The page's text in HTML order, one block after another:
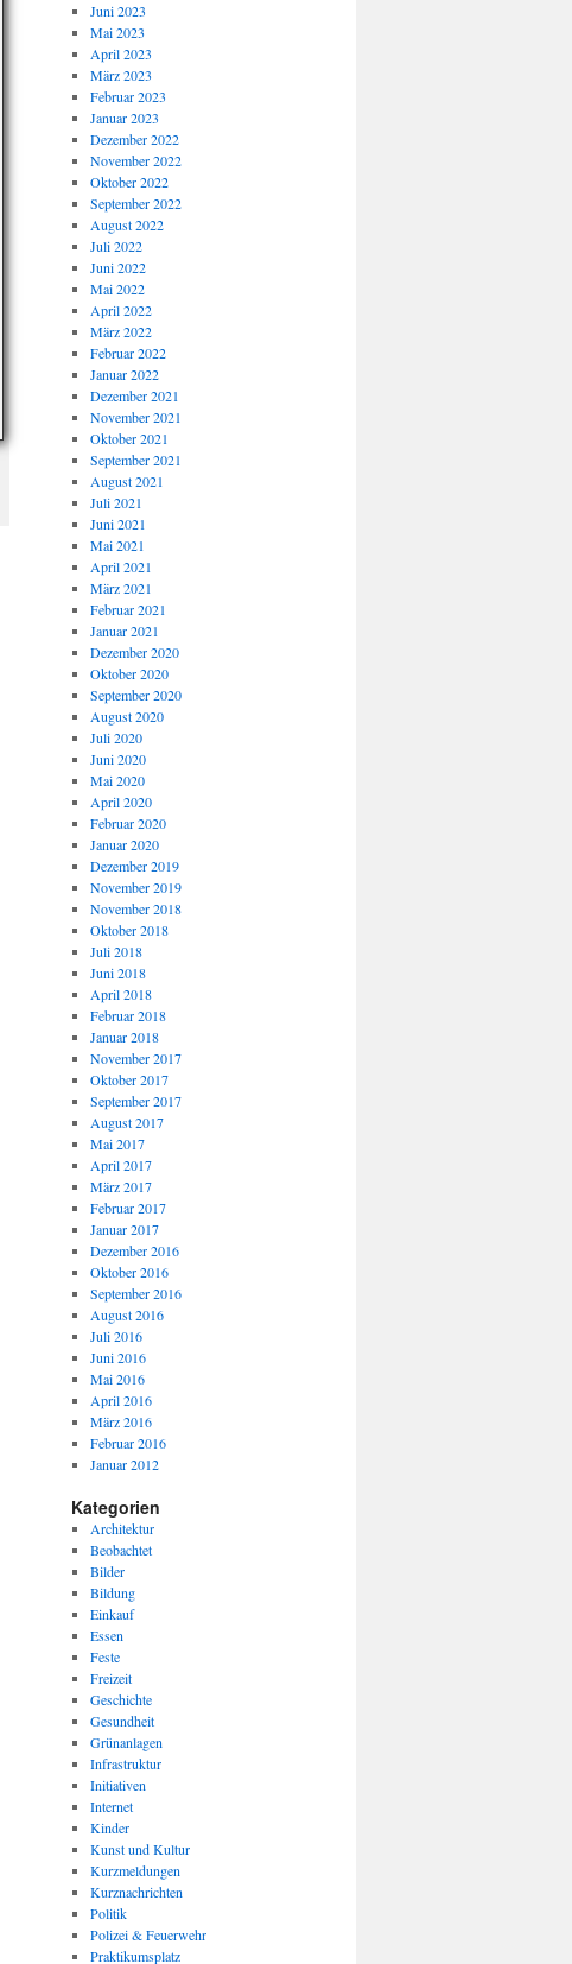
Juni 2023
Mai 2023
April 2023
März 2023
Februar 2023
Januar 2023
Dezember 2022
November 2022
Oktober 2022
September 2022
August 2022
Juli 2022
Juni 2022
Mai 2022
April 2022
März 2022
Februar 2022
Januar 2022
Dezember 2021
November 2021
Oktober 2021
September 2021
August 2021
Juli 2021
Juni 2021
Mai 2021
April 2021
März 2021
Februar 2021
Januar 2021
Dezember 2020
Oktober 2020
September 2020
August 2020
Juli 2020
Juni 2020
Mai 2020
April 2020
Februar 2020
Januar 2020
Dezember 2019
November 2019
November 2018
Oktober 2018
Juli 2018
Juni 2018
April 2018
Februar 2018
Januar 2018
November 2017
Oktober 2017
September 2017
August 2017
Mai 2017
April 2017
März 2017
Februar 2017
Januar 2017
Dezember 2016
Oktober 2016
September 2016
August 2016
Juli 2016
Juni 2016
Mai 2016
April 2016
März 2016
Februar 2016
Januar 2012
Kategorien
Architektur
Beobachtet
Bilder
Bildung
Einkauf
Essen
Feste
Freizeit
Geschichte
Gesundheit
Grünanlagen
Infrastruktur
Initiativen
Internet
Kinder
Kunst und Kultur
Kurzmeldungen
Kurznachrichten
Politik
Polizei & Feuerwehr
Praktikumsplatz